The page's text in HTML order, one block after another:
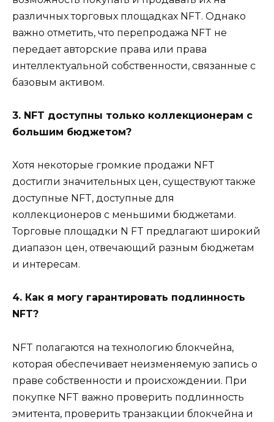
различных торговых площадках NFT. Однако
важно отметить, что перепродажа NFT не
передает авторские права или права
интеллектуальной собственности, связанные с
базовым активом.
3. NFT доступны только коллекционерам с
большим бюджетом?
Хотя некоторые громкие продажи NFT
достигли значительных цен, существуют также
доступные NFT, доступные для
коллекционеров с меньшими бюджетами.
Торговые площадки N FT предлагают широкий
диапазон цен, отвечающий разным бюджетам
и интересам.
4. Как я могу гарантировать подлинность
NFT?
NFT полагаются на технологию блокчейна,
которая обеспечивает неизменяемую запись о
праве собственности и происхождении. При
покупке NFT важно проверить подлинность
эмитента, проверить транзакции блокчейна и